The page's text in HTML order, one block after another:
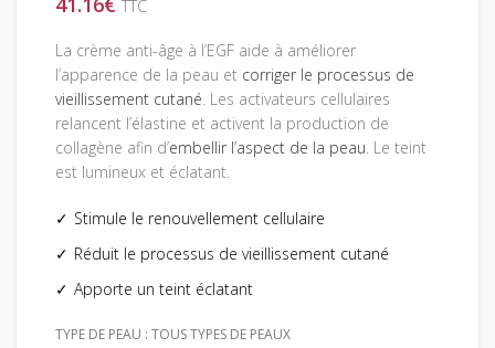
TTC
La crème anti-âge à l’EGF aide à améliorer
l’apparence de la peau et corriger le processus de
vieillissement cutané . Les activateurs cellulaires
relancent l’élastine et activent la production de
collagène afin d’embellir l’aspect de la peau . Le teint
est lumineux et éclatant.
Stimule le renouvellement cellulaire
Réduit le processus de vieillissement cutané
Apporte un teint éclatant
TYPE DE PEAU : TOUS TYPES DE PEAUX